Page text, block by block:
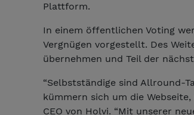
Plattform.
In einem öffentlichen Voting
Vergnügen vorgestellt. Des
übernehmen und Teil der
“Selbstständige sind Allround-
kümmern sich um die
CEO von Holvi. “Mit unserer